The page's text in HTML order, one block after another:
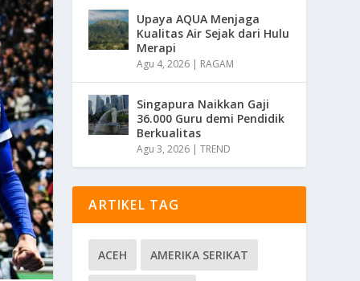
Upaya AQUA Menjaga
Kualitas Air Sejak dari Hulu
Merapi
Agu 4, 2026 | RAGAM
Singapura Naikkan Gaji
36.000 Guru demi Pendidik
Berkualitas
Agu 3, 2026 |TREND
ARTIKEL TAG
ACEH AMERIKA SERIKAT